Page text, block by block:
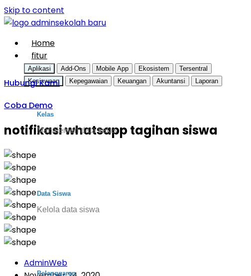
Skip to content
Home
fitur
Aplikasi Add-Ons Mobile App Ekosistem
Tersentral
Kesiswaan
Kepegawaian Keuangan Akuntansi Laporan
Kelas
Manajemen data kelas
Data Siswa
Kelola data siswa
Pelanggaran
Hubungi Kami
Coba Demo
notifikasi whatsapp tagihan siswa
AdminWeb